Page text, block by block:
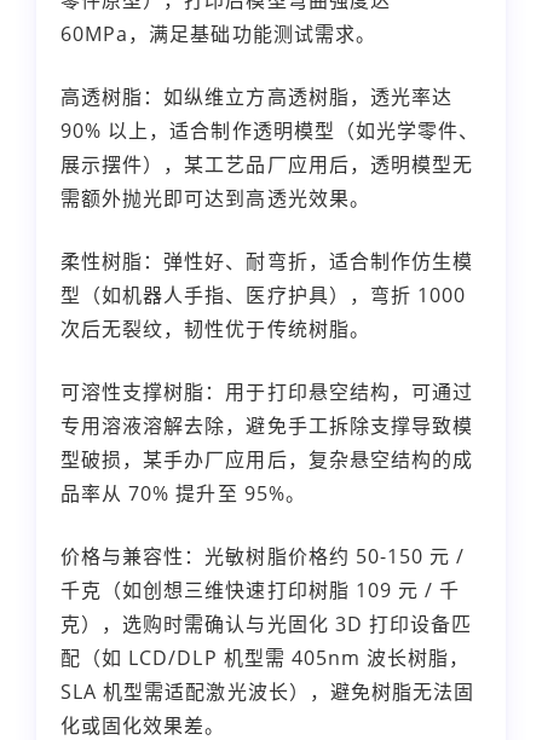
60MPa，满足基础功能测试需求。
高透树脂：如纵维立方高透树脂，透光率达
90% 以上，适合制作透明模型（如光学零件、
展示摆件），某工艺品厂应用后，透明模型无
需额外抛光即可达到高透光效果。
柔性树脂：弹性好、耐弯折，适合制作仿生模
型（如机器人手指、医疗护具），弯折 1000
次后无裂纹，韧性优于传统树脂。
可溶性支撑树脂：用于打印悬空结构，可通过
专用溶液溶解去除，避免手工拆除支撑导致模
型破损，某手办厂应用后，复杂悬空结构的成
品率从 70% 提升至 95%。
价格与兼容性：光敏树脂价格约 50-150 元 /
千克（如创想三维快速打印树脂 109 元 / 千
克），选购时需确认与光固化 3D 打印设备匹
配（如 LCD/DLP 机型需 405nm 波长树脂，
SLA 机型需适配激光波长），避免树脂无法固
化或固化效果差。